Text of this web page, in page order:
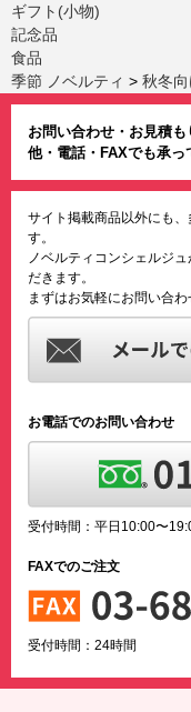
ギフト(小物)
記念品
食品
季節 ノベルティ > 秋冬
お問い合わせ・お見積
他・電話・FAXでも承っ
サイト掲載商品以外にも
す。
ノベルティコンシェルジ
だきます。
まずはお気軽にお問い合わ
お電話でのお問い合わせ
受付時間：平日10:00〜
FAXでのご注文
受付時間：24時間